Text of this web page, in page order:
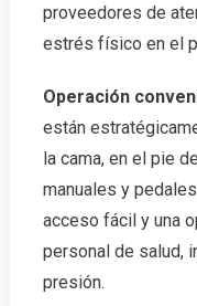
proveedores de
estrés físico en el
Operación
están
la cama, en el pie
manuales y
acceso fácil y una
personal de salud,
presión.